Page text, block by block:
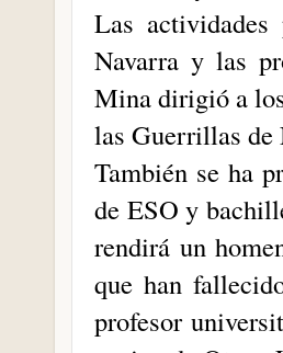
Las
Navarra y las
Mina dirigió a
las Guerrillas de
También se ha
de ESO y
rendirá un
que han
profesor